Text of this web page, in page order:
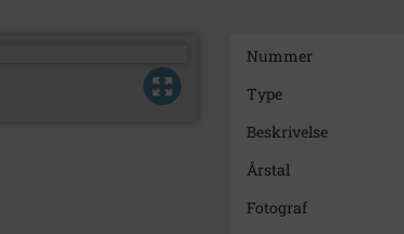
Nummer
Type
Beskrivelse
Årstal
Fotograf